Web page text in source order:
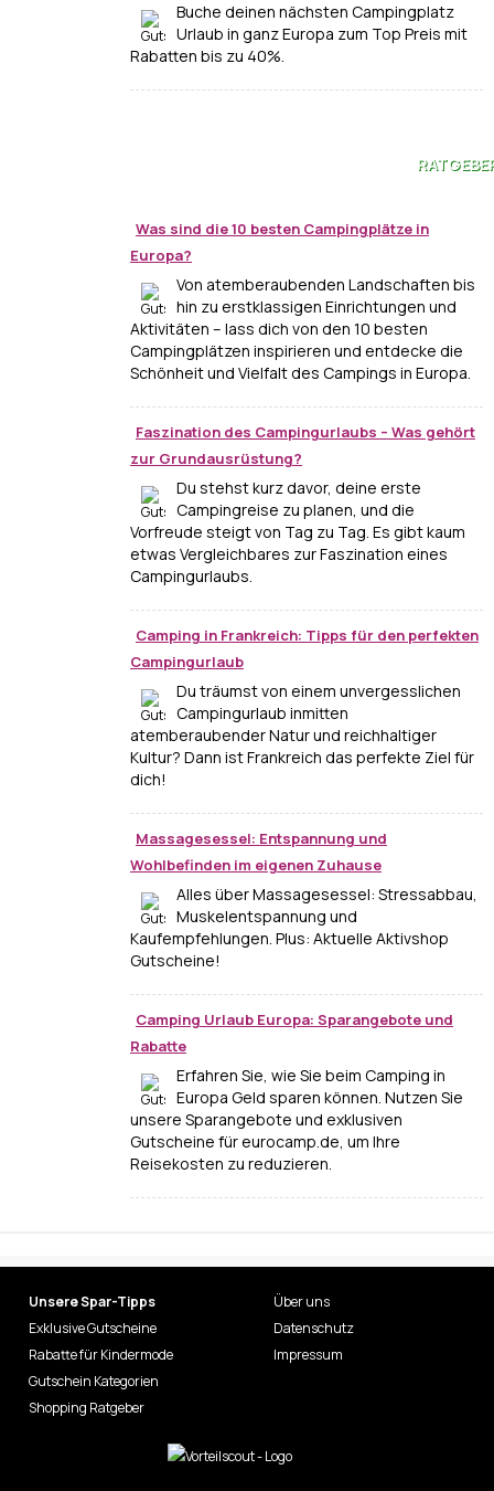
Buche deinen nächsten Campingplatz
Urlaub in ganz Europa zum Top Preis mit
Rabatten bis zu 40%.
Was sind die 10 besten Campingplätze in
Europa?
Von atemberaubenden Landschaften bis
hin zu erstklassigen Einrichtungen und
Aktivitäten – lass dich von den 10 besten
Campingplätzen inspirieren und entdecke die
Schönheit und Vielfalt des Campings in Europa.
Faszination des Campingurlaubs – Was gehört
zur Grundausrüstung?
Du stehst kurz davor, deine erste
Campingreise zu planen, und die
Vorfreude steigt von Tag zu Tag. Es gibt kaum
etwas Vergleichbares zur Faszination eines
Campingurlaubs.
Camping in Frankreich: Tipps für den perfekten
Campingurlaub
Du träumst von einem unvergesslichen
Campingurlaub inmitten
atemberaubender Natur und reichhaltiger
Kultur? Dann ist Frankreich das perfekte Ziel für
dich!
Massagesessel: Entspannung und
Wohlbefinden im eigenen Zuhause
Alles über Massagesessel: Stressabbau,
Muskelentspannung und
Kaufempfehlungen. Plus: Aktuelle Aktivshop
Gutscheine!
Camping Urlaub Europa: Sparangebote und
Rabatte
Erfahren Sie, wie Sie beim Camping in
Europa Geld sparen können. Nutzen Sie
unsere Sparangebote und exklusiven
Gutscheine für eurocamp.de, um Ihre
Reisekosten zu reduzieren.
Unsere Spar-Tipps
Exklusive Gutscheine
Rabatte für Kindermode
Gutschein Kategorien
Shopping Ratgeber
Über uns
Datenschutz
Impressum